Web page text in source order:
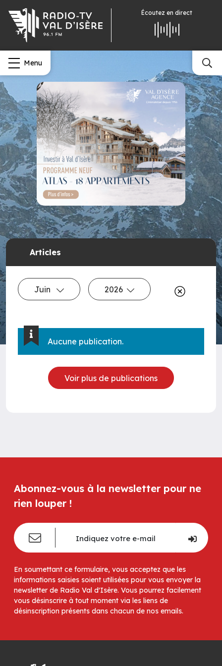
Écoutez en direct
Menu
Articles
Juin 2026
Aucune publication.
Voir plus de publications
Abonnez-vous à la newsletter pour ne
rien louper !
En soumettant ce formulaire, vous acceptez que les
informations saisies soient utilisées pour vous envoyer la
newsletter de Radio Val d'Isère. Vous pourrez facilement
vous désinscrire à tout moment via les liens de
désinscription présents dans chacun de nos emails.